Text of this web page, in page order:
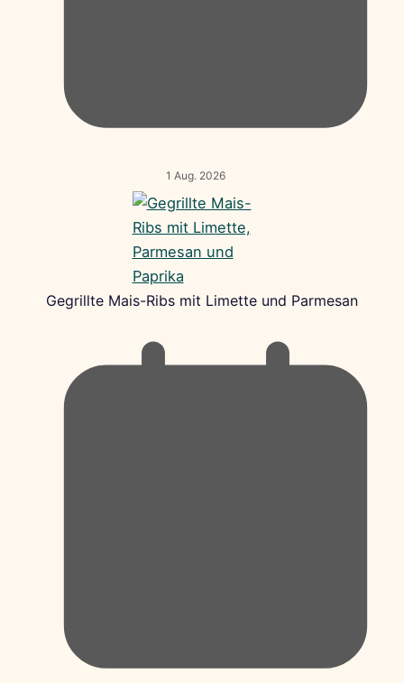
1 Aug. 2026
Gegrillte Mais-Ribs mit Limette und Parmesan